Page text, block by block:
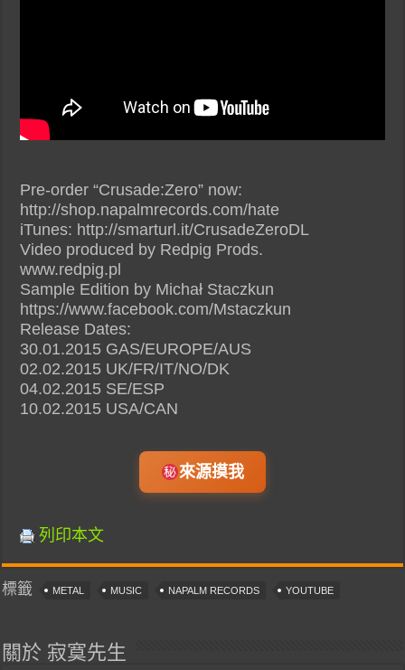
Pre-order “Crusade:Zero” now:
http://shop.napalmrecords.com/hate
iTunes: http://smarturl.it/CrusadeZeroDL
Video produced by Redpig Prods.
www.redpig.pl
Sample Edition by Michał Staczkun
https://www.facebook.com/Mstaczkun
Release Dates:
30.01.2015 GAS/EUROPE/AUS
02.02.2015 UK/FR/IT/NO/DK
04.02.2015 SE/ESP
10.02.2015 USA/CAN
來源摸我
列印本文
標籤 METAL MUSIC NAPALM RECORDS YOUTUBE
關於 寂寞先生